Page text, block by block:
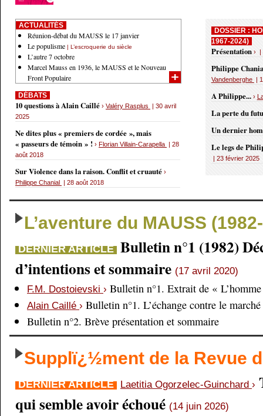
DOSSIER :
1967-2024)
Présentation › |
Philippe
Vandenberghe |
A Philippe... ›
La perte du
Un dernier
Le legs de
| 23 février 2025
ACTUALITÉS
Réunion-débat du MAUSS le 17 janvier
Le populisme | L’escroquerie du siècle
L’autre 7 octobre
Marcel Mauss en 1936, le MAUSS et le Nouveau
Front Populaire
DÉBATS
10 questions à Alain Caillé › Valéry Rasplus
| 30 avril
2025
Ne dites plus « premiers de cordée », mais
« passeurs de témoin » ! › Florian Villain-Carapella | 28
août 2018
Sur Violence dans la raison. Conflit et cruauté ›
Philippe Chanial | 28 août 2018
L’aventure du MAUSS
DERNIER ARTICLE Bulletin n°1 (1982)
d’intentions et sommaire (17 avril 2020)
F.M. Dostoievski › Bulletin n°1. Extrait de «
Alain Caillé › Bulletin n°1. L’échange contre le marché
Bulletin n°2. Brève présentation et sommaire
Supplï¿½ment de la Revue
DERNIER ARTICLE Laetitia Ogorzelec-Guinchard ›
qui semble avoir échoué (14 juin 2026)